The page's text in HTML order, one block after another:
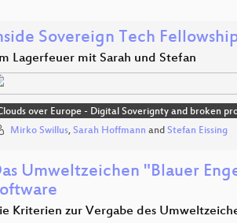
Sovereign Tech
Lagerfeuer mit Sarah und Stefan
over Europe - Digital Soverignty and broken
Mirko Swillus, Sarah Hoffmann and Stefan Eissing
Umweltzeichen "Blauer
Kriterien zur Vergabe des